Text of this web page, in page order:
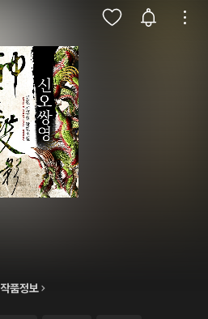
작품정보